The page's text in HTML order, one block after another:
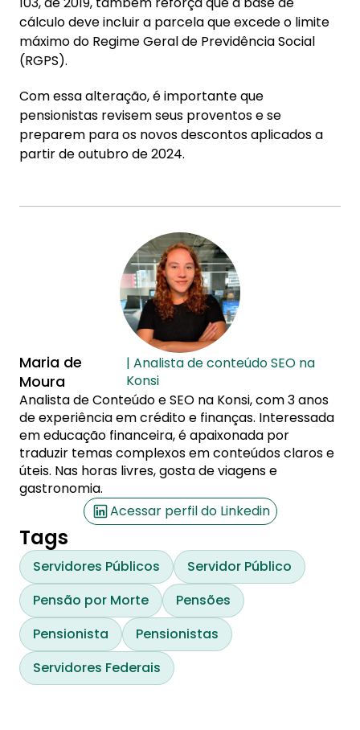
cálculo deve incluir a parcela que excede o limite
máximo do Regime Geral de Previdência Social
(RGPS).
Com essa alteração, é importante que
pensionistas revisem seus proventos e se
preparem para os novos descontos aplicados a
partir de outubro de 2024.
Maria de
Moura
| Analista de conteúdo SEO na
Konsi
Analista de Conteúdo e SEO na Konsi, com 3 anos
de experiência em crédito e finanças. Interessada
em educação financeira, é apaixonada por
traduzir temas complexos em conteúdos claros e
úteis. Nas horas livres, gosta de viagens e
gastronomia.
Acessar perfil do Linkedin
Tags
Servidores Públicos
Servidor Público
Pensão por Morte
Pensões
Pensionista
Pensionistas
Servidores Federais